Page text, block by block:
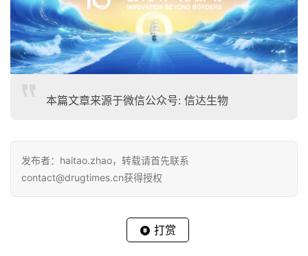
我
们
本篇文章来源于微信公众号: 信达生物
发布者：haitao.zhao，转载请首先联系
contact@drugtimes.cn获得授权
打赏